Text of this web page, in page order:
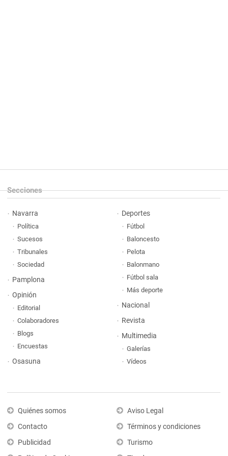
Secciones
Navarra
Política
Sucesos
Tribunales
Sociedad
Pamplona
Opinión
Editorial
Colaboradores
Blogs
Encuestas
Osasuna
Deportes
Fútbol
Baloncesto
Pelota
Balonmano
Fútbol sala
Más deporte
Nacional
Revista
Multimedia
Galerías
Vídeos
Quiénes somos
Contacto
Publicidad
Aviso Legal
Términos y condiciones
Turismo